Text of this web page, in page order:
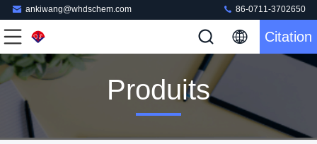
ankiwang@whdschem.com 86-0711-3702650
Citation
Produits